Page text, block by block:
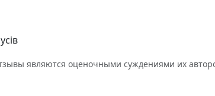
являются оценочными суждениями их